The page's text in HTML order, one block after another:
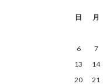
日
月
6
7
13
14
20
21